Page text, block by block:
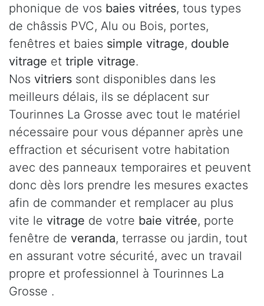
phonique de vos baies vitrées, tous types
de châssis PVC, Alu ou Bois, portes,
fenêtres et baies simple vitrage, double
vitrage et triple vitrage.
Nos vitriers sont disponibles dans les
meilleurs délais, ils se déplacent sur
Tourinnes La Grosse avec tout le matériel
nécessaire pour vous dépanner après une
effraction et sécurisent votre habitation
avec des panneaux temporaires et peuvent
donc dès lors prendre les mesures exactes
afin de commander et remplacer au plus
vite le vitrage de votre baie vitrée, porte
fenêtre de veranda, terrasse ou jardin, tout
en assurant votre sécurité, avec un travail
propre et professionnel à Tourinnes La
Grosse .